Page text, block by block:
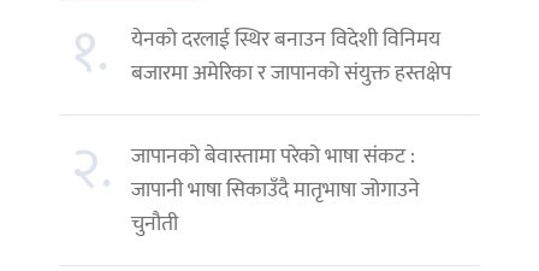
१.
येनको दरलाई स्थिर बनाउन विदेशी विनिमय
बजारमा अमेरिका र जापानको संयुक्त हस्तक्षेप
२. जापानको बेवास्तामा परेको भाषा संकट :
जापानी भाषा सिकाउँदै मातृभाषा जोगाउने
चुनौती